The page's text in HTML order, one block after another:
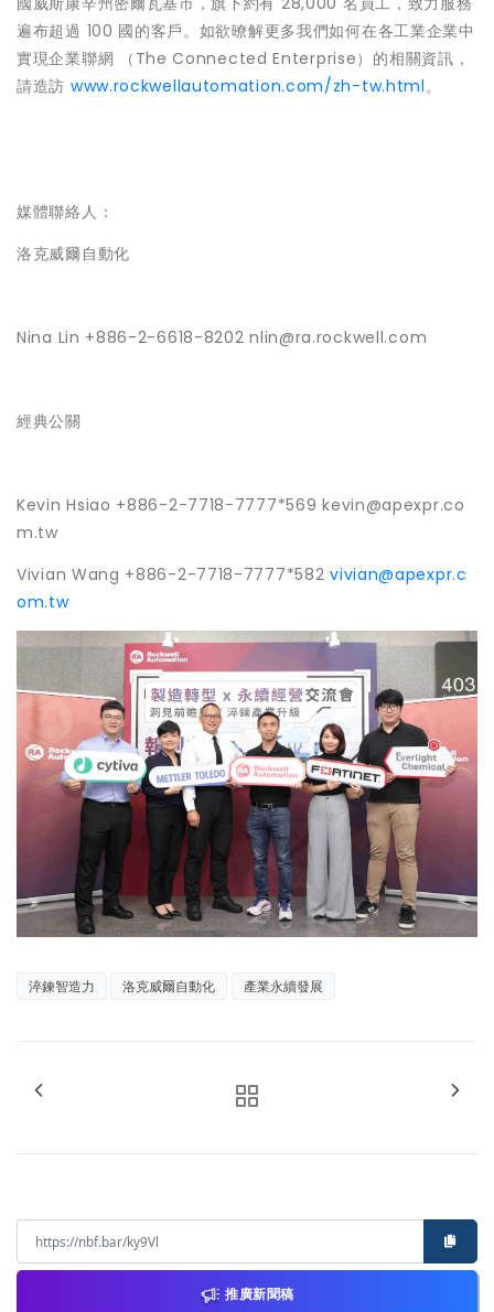
遍布超過 100 國的客戶。如欲暸解更多我們如何在各工業企業中
實現企業聯網 （The Connected Enterprise）的相關資訊，
請造訪 www.rockwellautomation.com/zh-tw.html。
媒體聯絡人：
洛克威爾自動化
Nina Lin +886-2-6618-8202 nlin@ra.rockwell.com
經典公關
Kevin Hsiao +886-2-7718-7777*569 kevin@apexpr.co
m.tw
Vivian Wang +886-2-7718-7777*582vivian@apexpr.c
om.tw
淬鍊智造力 洛克威爾自動化 產業永續發展
推廣新聞稿